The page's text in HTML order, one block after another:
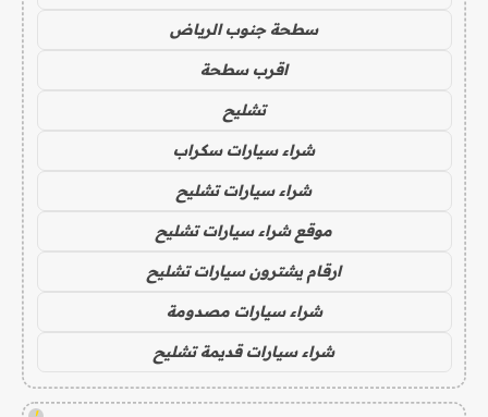
سطحة جنوب الرياض
اقرب سطحة
تشليح
شراء سيارات سكراب
شراء سيارات تشليح
موقع شراء سيارات تشليح
ارقام يشترون سيارات تشليح
شراء سيارات مصدومة
شراء سيارات قديمة تشليح